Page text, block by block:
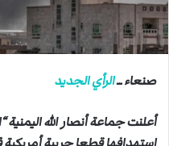
ت
ي
صنعاء ــالرأي الجديد
أعلنت جماعة أنصار الله